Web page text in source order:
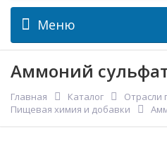
Меню
Аммоний
Главная Каталог
Отрасли
Пищевая химия и добавки